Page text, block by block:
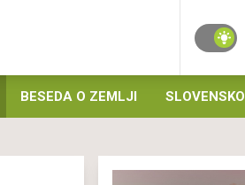
BESEDA O ZEMLJI SLOVENSKO